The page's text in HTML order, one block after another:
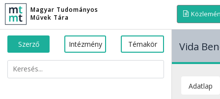
Magyar Tudományos
Művek Tára
Szerző Intézmény Témakör Vida
Adatlap